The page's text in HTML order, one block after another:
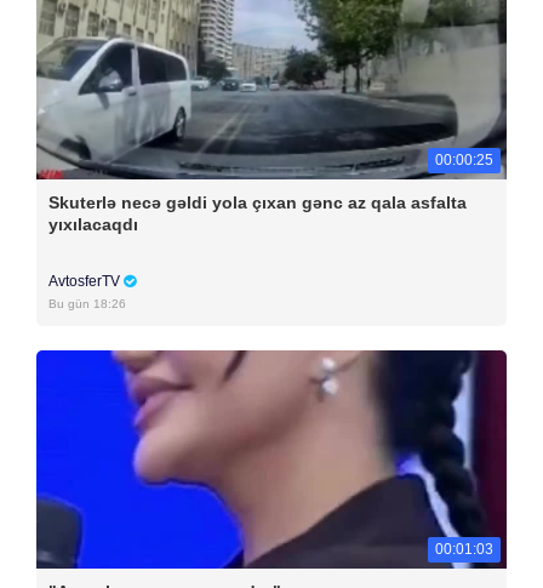
00:00:25
Skuterlə necə gəldi yola çıxan gənc az qala asfalta
yıxılacaqdı
AvtosferTV
Bu gün 18:26
00:01:03